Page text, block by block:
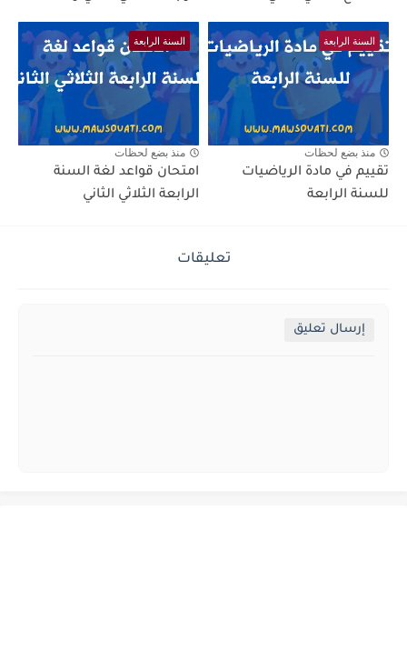
السنة الرابعة
منذ بضع لحظات
تقييم في مادة الرياضيات
للسنة الرابعة
السنة الرابعة
منذ بضع لحظات
امتحان قواعد لغة السنة
الرابعة الثلاثي الثاني
تعليقات
إرسال تعليق